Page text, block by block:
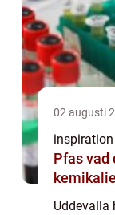
02 augusti
inspiration
Pfas vad du behöver veta om de eviga
Uddevalla